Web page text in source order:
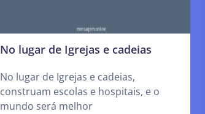
No lugar de Igrejas e cadeias
No lugar de Igrejas e cadeias,
construam escolas e hospitais, e o
mundo será melhor